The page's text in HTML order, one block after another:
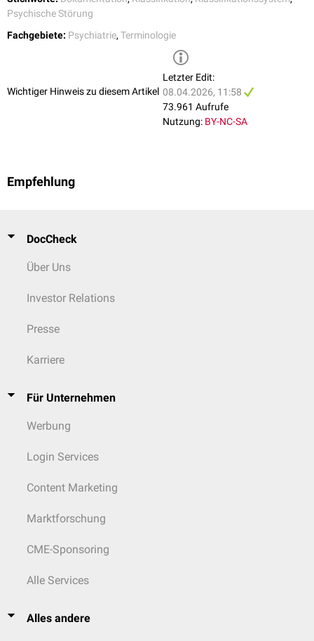
5
Globale Beurteilung des Funktionsniveaus anhand der
GAF-Skala
Psychische Störung
Fachgebiete: Psychiatrie, Terminologie
Wichtiger Hinweis zu diesem Artikel
Letzter Edit:
08.04.2026, 11:58
73.961 Aufrufe
Nutzung: BY-NC-SA
Empfehlung
DocCheck
Über Uns
Investor Relations
Presse
Karriere
Für Unternehmen
Werbung
Login Services
Content Marketing
Marktforschung
CME-Sponsoring
Alle Services
Alles andere